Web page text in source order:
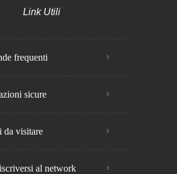
Link Utili
frequenti
sicure
da visitare
al network